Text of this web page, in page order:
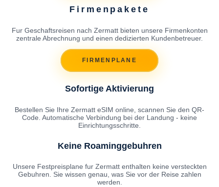
Firmenpakete
Fur Geschaftsreisen nach Zermatt bieten unsere Firmenkonten
zentrale Abrechnung und einen dedizierten Kundenbetreuer.
FIRMENPLANE
Sofortige Aktivierung
Bestellen Sie Ihre Zermatt eSIM online, scannen Sie den QR-
Code. Automatische Verbindung bei der Landung - keine
Einrichtungsschritte.
Keine Roaminggebuhren
Unsere Festpreisplane fur Zermatt enthalten keine versteckten
Gebuhren. Sie wissen genau, was Sie vor der Reise zahlen
werden.